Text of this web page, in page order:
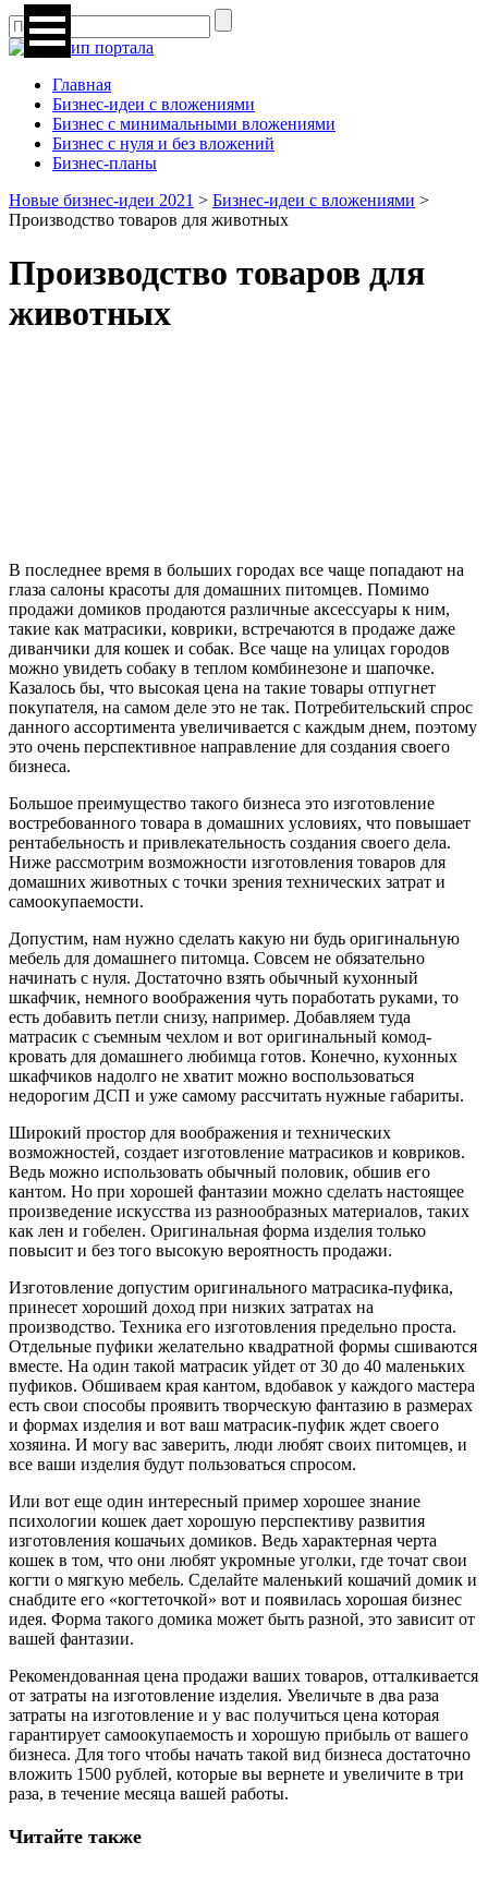
Главная
Бизнес-идеи с вложениями
Бизнес с минимальными вложениями
Бизнес с нуля и без вложений
Бизнес-планы
Новые бизнес-идеи 2021 > Бизнес-идеи с вложениями >
Производство товаров для животных
Производство товаров для
животных
В последнее время в больших городах все чаще попадают на
глаза салоны красоты для домашних питомцев. Помимо
продажи домиков продаются различные аксессуары к ним,
такие как матрасики, коврики, встречаются в продаже даже
диванчики для кошек и собак. Все чаще на улицах городов
можно увидеть собаку в теплом комбинезоне и шапочке.
Казалось бы, что высокая цена на такие товары отпугнет
покупателя, на самом деле это не так. Потребительский спрос
данного ассортимента увеличивается с каждым днем, поэтому
это очень перспективное направление для создания своего
бизнеса.
Большое преимущество такого бизнеса это изготовление
востребованного товара в домашних условиях, что повышает
рентабельность и привлекательность создания своего дела.
Ниже рассмотрим возможности изготовления товаров для
домашних животных с точки зрения технических затрат и
самоокупаемости.
Допустим, нам нужно сделать какую ни будь оригинальную
мебель для домашнего питомца. Совсем не обязательно
начинать с нуля. Достаточно взять обычный кухонный
шкафчик, немного воображения чуть поработать руками, то
есть добавить петли снизу, например. Добавляем туда
матрасик с съемным чехлом и вот оригинальный комод-
кровать для домашнего любимца готов. Конечно, кухонных
шкафчиков надолго не хватит можно воспользоваться
недорогим ДСП и уже самому рассчитать нужные габариты.
Широкий простор для воображения и технических
возможностей, создает изготовление матрасиков и ковриков.
Ведь можно использовать обычный половик, обшив его
кантом. Но при хорошей фантазии можно сделать настоящее
произведение искусства из разнообразных материалов, таких
как лен и гобелен. Оригинальная форма изделия только
повысит и без того высокую вероятность продажи.
Изготовление допустим оригинального матрасика-пуфика,
принесет хороший доход при низких затратах на
производство. Техника его изготовления предельно проста.
Отдельные пуфики желательно квадратной формы сшиваются
вместе. На один такой матрасик уйдет от 30 до 40 маленьких
пуфиков. Обшиваем края кантом, вдобавок у каждого мастера
есть свои способы проявить творческую фантазию в размерах
и формах изделия и вот ваш матрасик-пуфик ждет своего
хозяина. И могу вас заверить, люди любят своих питомцев, и
все ваши изделия будут пользоваться спросом.
Или вот еще один интересный пример хорошее знание
психологии кошек дает хорошую перспективу развития
изготовления кошачьих домиков. Ведь характерная черта
кошек в том, что они любят укромные уголки, где точат свои
когти о мягкую мебель. Сделайте маленький кошачий домик и
снабдите его «когтеточкой» вот и появилась хорошая бизнес
идея. Форма такого домика может быть разной, это зависит от
вашей фантазии.
Рекомендованная цена продажи ваших товаров, отталкивается
от затраты на изготовление изделия. Увеличьте в два раза
затраты на изготовление и у вас получиться цена которая
гарантирует самоокупаемость и хорошую прибыль от вашего
бизнеса. Для того чтобы начать такой вид бизнеса достаточно
вложить 1500 рублей, которые вы вернете и увеличите в три
раза, в течение месяца вашей работы.
Читайте также